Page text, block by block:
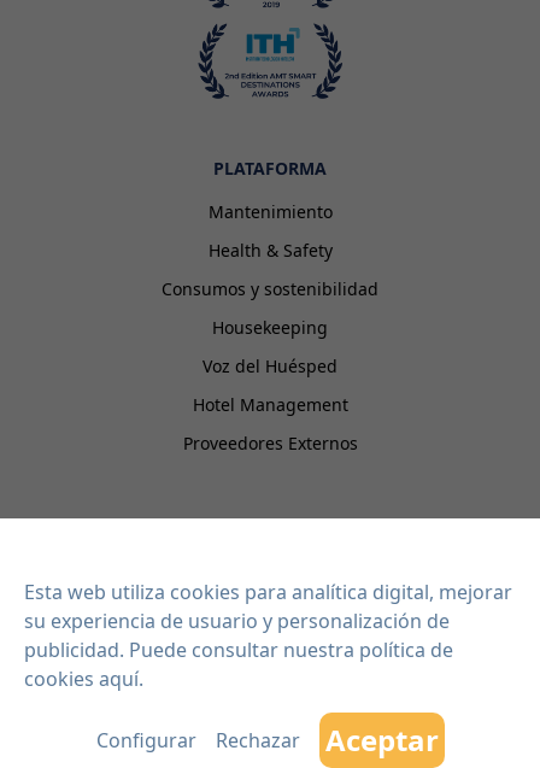
PLATAFORMA
Mantenimiento
Health & Safety
Consumos y sostenibilidad
Housekeeping
Voz del Huésped
Hotel Management
Proveedores Externos
EISI HOTEL
Contacto
Blog
Copyright 2026 EISI SOFTWARE SL - Todos los derechos reservados
Esta web utiliza cookies para analítica digital, mejorar
su experiencia de usuario y personalización de
publicidad. Puede consultar nuestra política de
cookies aquí.
Configurar Rechazar Aceptar